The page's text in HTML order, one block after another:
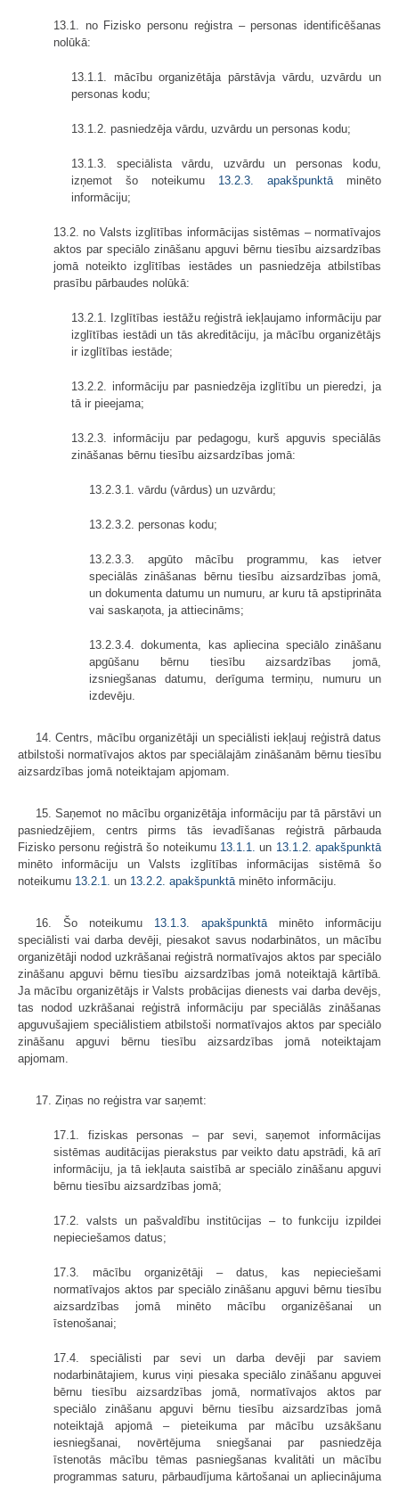
13.1. no Fizisko personu reģistra – personas identificēšanas
nolūkā:
13.1.1. mācību organizētāja pārstāvja vārdu, uzvārdu un
personas kodu;
13.1.2. pasniedzēja vārdu, uzvārdu un personas kodu;
13.1.3. speciālista vārdu, uzvārdu un personas kodu,
izņemot šo noteikumu 13.2.3. apakšpunktāminēto
informāciju;
13.2. no Valsts izglītības informācijas sistēmas – normatīvajos
aktos par speciālo zināšanu apguvi bērnu tiesību aizsardzības
jomā noteikto izglītības iestādes un pasniedzēja atbilstības
prasību pārbaudes nolūkā:
13.2.1. Izglītības iestāžu reģistrā iekļaujamo informāciju par
izglītības iestādi un tās akreditāciju, ja mācību organizētājs
ir izglītības iestāde;
13.2.2. informāciju par pasniedzēja izglītību un pieredzi, ja
tā ir pieejama;
13.2.3. informāciju par pedagogu, kurš apguvis speciālās
zināšanas bērnu tiesību aizsardzības jomā:
13.2.3.1. vārdu (vārdus) un uzvārdu;
13.2.3.2. personas kodu;
13.2.3.3. apgūto mācību programmu, kas ietver
speciālās zināšanas bērnu tiesību aizsardzības jomā,
un dokumenta datumu un numuru, ar kuru tā apstiprināta
vai saskaņota, ja attiecināms;
13.2.3.4. dokumenta, kas apliecina speciālo zināšanu
apgūšanu bērnu tiesību aizsardzības jomā,
izsniegšanas datumu, derīguma termiņu, numuru un
izdevēju.
14. Centrs, mācību organizētāji un speciālisti iekļauj reģistrā datus
atbilstoši normatīvajos aktos par speciālajām zināšanām bērnu tiesību
aizsardzības jomā noteiktajam apjomam.
15. Saņemot no mācību organizētāja informāciju par tā pārstāvi un
pasniedzējiem, centrs pirms tās ievadīšanas reģistrā pārbauda
Fizisko personu reģistrā šo noteikumu 13.1.1. un 13.1.2. apakšpunktā
minēto informāciju un Valsts izglītības informācijas sistēmā šo
noteikumu 13.2.1. un 13.2.2. apakšpunktā​​​​​​​minēto informāciju.
16. Šo noteikumu ​13.1.3. apakšpunktāminēto informāciju
speciālisti vai darba devēji, piesakot savus nodarbinātos, un mācību
organizētāji nodod uzkrāšanai reģistrā normatīvajos aktos par speciālo
zināšanu apguvi bērnu tiesību aizsardzības jomā noteiktajā kārtībā.
Ja mācību organizētājs ir Valsts probācijas dienests vai darba devējs,
tas nodod uzkrāšanai reģistrā informāciju par speciālās zināšanas
apguvušajiem speciālistiem atbilstoši normatīvajos aktos par speciālo
zināšanu apguvi bērnu tiesību aizsardzības jomā noteiktajam
apjomam.
17. Ziņas no reģistra var saņemt:
17.1. fiziskas personas – par sevi, saņemot informācijas
sistēmas auditācijas pierakstus par veikto datu apstrādi, kā arī
informāciju, ja tā iekļauta saistībā ar speciālo zināšanu apguvi
bērnu tiesību aizsardzības jomā;
17.2. valsts un pašvaldību institūcijas – to funkciju izpildei
nepieciešamos datus;
17.3. mācību organizētāji – datus, kas nepieciešami
normatīvajos aktos par speciālo zināšanu apguvi bērnu tiesību
aizsardzības jomā minēto mācību organizēšanai un
īstenošanai;
17.4. speciālisti par sevi un darba devēji par saviem
nodarbinātajiem, kurus viņi piesaka speciālo zināšanu apguvei
bērnu tiesību aizsardzības jomā, normatīvajos aktos par
speciālo zināšanu apguvi bērnu tiesību aizsardzības jomā
noteiktajā apjomā – pieteikuma par mācību uzsākšanu
iesniegšanai, novērtējuma sniegšanai par pasniedzēja
īstenotās mācību tēmas pasniegšanas kvalitāti un mācību
programmas saturu, pārbaudījuma kārtošanai un apliecinājuma